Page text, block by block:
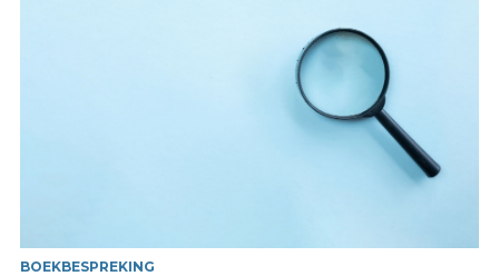
BOEKBESPREKING